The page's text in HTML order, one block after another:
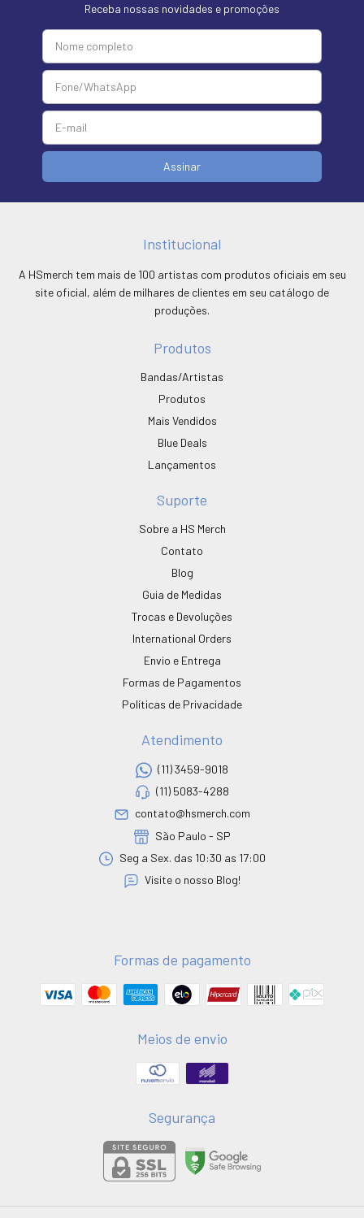
Receba nossas novidades e promoções
Institucional
A HSmerch tem mais de 100 artistas com produtos oficiais em seu
site oficial, além de milhares de clientes em seu catálogo de
produções.
Produtos
Bandas/Artistas
Produtos
Mais Vendidos
Blue Deals
Lançamentos
Suporte
Sobre a HS Merch
Contato
Blog
Guia de Medidas
Trocas e Devoluções
International Orders
Envio e Entrega
Formas de Pagamentos
Políticas de Privacidade
Atendimento
(11) 3459-9018
(11) 5083-4288
contato@hsmerch.com
São Paulo - SP
Seg a Sex. das 10:30 as 17:00
Visite o nosso Blog!
Formas de pagamento
Meios de envio
Segurança